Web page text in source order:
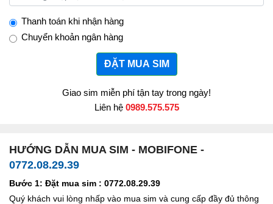
Thanh toán khi nhận hàng
Chuyển khoản ngân hàng
ĐẶT MUA SIM
Giao sim miễn phí tận tay trong ngày!
Liên hệ 0989.575.575
HƯỚNG DẪN MUA SIM - MOBIFONE -
0772.08.29.39
Bước 1: Đặt mua sim : 0772.08.29.39
Quý khách vui lòng nhấp vào mua sim và cung cấp đầy đủ thông